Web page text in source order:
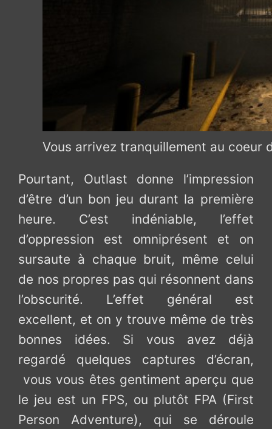
Vous arrivez tranquillement au coeur
Pourtant, Outlast donne l’impression
d’être d’un bon jeu durant la première
heure. C’est indéniable, l’effet
d’oppression est omniprésent et on
sursaute à chaque bruit, même celui
de nos propres pas qui résonnent dans
l’obscurité. L’effet général est
excellent, et on y trouve même de très
bonnes idées. Si vous avez déjà
regardé quelques captures d’écran,
vous vous êtes gentiment aperçu que
le jeu est un FPS, ou plutôt FPA (First
Person Adventure), qui se déroule